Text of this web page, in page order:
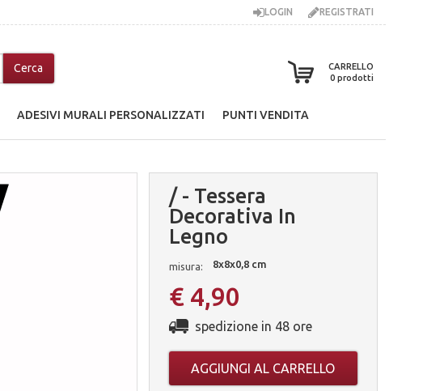
LOGIN REGISTRATI
CARRELLO
0 prodotti
ADESIVI MURALI PERSONALIZZATI PUNTI VENDITA
/ - Tessera
Decorativa In
Legno
misura: 8x8x0,8 cm
€ 4,90
spedizione in 48 ore
AGGIUNGI AL CARRELLO